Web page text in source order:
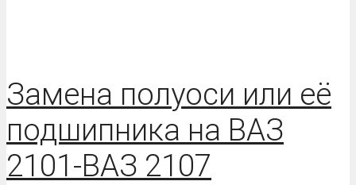
Замена полуоси или её
подшипника на ВАЗ
2101-ВАЗ 2107